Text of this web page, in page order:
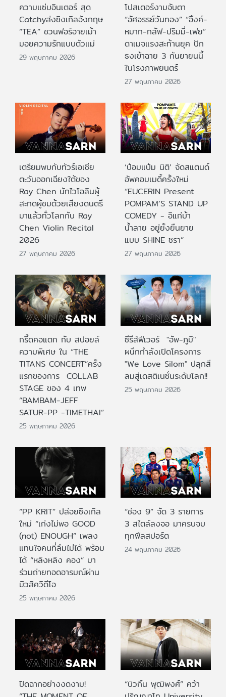
ความแซ่บอินเตอร์ สุด
Catchyส่งซิงเกิลอังกฤษ
“TEA” ชวนฟอร์อายเม้า
มอยความรักแบบตัวแม่
29 พฤษภาคม 2026
โปสเตอร์งามจับตา
“อัศจรรย์วันทอง” “อิ้งค์-
หมาก-กลัฟ-ปริมมี่-เฟย”
ดาเมจแรงสะท้านยุค ปัก
ธงเข้าฉาย 3 กันยายนนี้
ในโรงภาพยนตร์
27 พฤษภาคม 2026
เตรียมพบกับทัวร์เอเชีย
ตะวันออกเฉียงใต้ของ
Ray Chen นักไวโอลินผู้
สะกดผู้ชมด้วยเสียงดนตรี
มาแล้วทั่วโลกกับ Ray
Chen Violin Recital
2026
27 พฤษภาคม 2026
‘ป๋อมแป๋ม นิติ’ จัดสแตนด์
อัพคอมเมดี้ครั้งใหม่
“EUCERIN Present
POMPAM’S STAND UP
COMEDY - อิแก่บ้า
น้ำลาย อยู่ยั้งยืนยาย
แบบ SHINE ชรา”
27 พฤษภาคม 2026
กรี๊ดคอแตก กับ สปอยล์
ความพิเศษ ใน “THE
TITANS CONCERT”ครั้ง
แรกของการ COLLAB
STAGE ของ 4 เทพ
“BAMBAM-JEFF
SATUR-PP -TIMETHAI”
25 พฤษภาคม 2026
ซีรีส์ฟีเวอร์ "อัพ-ภูมิ"
ผนึกกำลังเปิดโครงการ
"We Love Silom" ปลุกสี
ลมสู่เดสติเนชั่นระดับโลก!!
25 พฤษภาคม 2026
“PP KRIT” ปล่อยซิงเกิล
ใหม่ “เก่งไม่พอ GOOD
(not) ENOUGH” เพลง
แทนใจคนที่ลืมไม่ได้ พร้อม
ได้ “หลิงหลิง คอง” มา
ร่วมถ่ายทอดอารมณ์ผ่าน
มิวสิควิดีโอ
25 พฤษภาคม 2026
“ช่อง 9” จัด 3 รายการ
3 สไตล์ลงจอ มาครบจบ
ทุกฟีลสปอร์ต
24 พฤษภาคม 2026
ปิดฉากอย่างงดงาม!
“บิวกิ้น พุฒิพงศ์” คว้า